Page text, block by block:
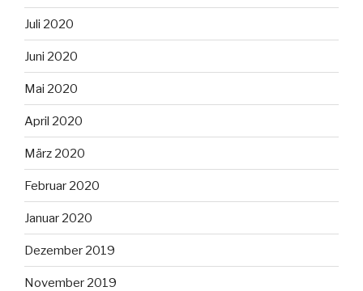
Juli 2020
Juni 2020
Mai 2020
April 2020
März 2020
Februar 2020
Januar 2020
Dezember 2019
November 2019